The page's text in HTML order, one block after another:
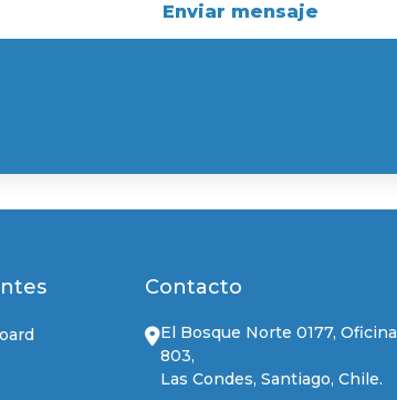
Enviar mensaje
Contacto
El Bosque Norte 0177, Oficina
803,
Las Condes, Santiago, Chile.